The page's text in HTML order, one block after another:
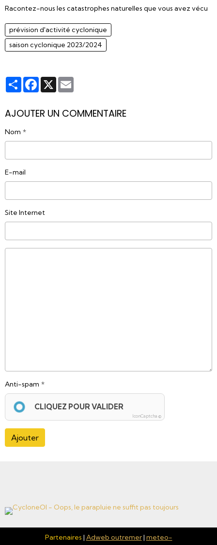
Racontez-nous les catastrophes naturelles que vous avez vécu
prévision d'activité cyclonique
saison cyclonique 2023/2024
PartagerFacebook
X
AJOUTER UN COMMENTAIRE
Nom
E-mail
Site Internet
Anti-spam
CLIQUEZ POUR VALIDER
IconCaptcha ©
Ajouter
Partenaires | Adweb outremer| meteo-